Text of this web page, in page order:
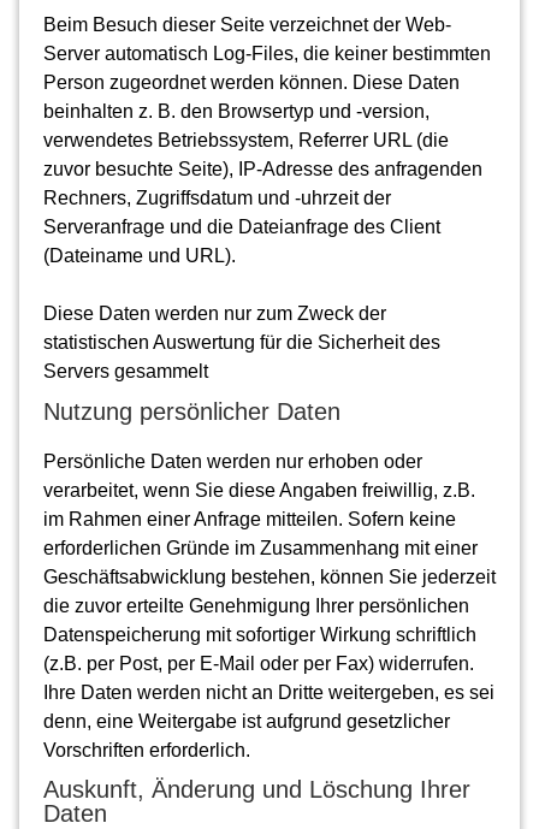
Beim Besuch dieser Seite verzeichnet der Web-
Server automatisch Log-Files, die keiner bestimmten
Person zugeordnet werden können. Diese Daten
beinhalten z. B. den Browsertyp und -version,
verwendetes Betriebssystem, Referrer URL (die
zuvor besuchte Seite), IP-Adresse des anfragenden
Rechners, Zugriffsdatum und -uhrzeit der
Serveranfrage und die Dateianfrage des Client
(Dateiname und URL).
Diese Daten werden nur zum Zweck der
statistischen Auswertung für die Sicherheit des
Servers gesammelt
Nutzung persönlicher Daten
Persönliche Daten werden nur erhoben oder
verarbeitet, wenn Sie diese Angaben freiwillig, z.B.
im Rahmen einer Anfrage mitteilen. Sofern keine
erforderlichen Gründe im Zusammenhang mit einer
Geschäftsabwicklung bestehen, können Sie jederzeit
die zuvor erteilte Genehmigung Ihrer persönlichen
Datenspeicherung mit sofortiger Wirkung schriftlich
(z.B. per Post, per E-Mail oder per Fax) widerrufen.
Ihre Daten werden nicht an Dritte weitergeben, es sei
denn, eine Weitergabe ist aufgrund gesetzlicher
Vorschriften erforderlich.
Auskunft, Änderung und Löschung Ihrer
Daten